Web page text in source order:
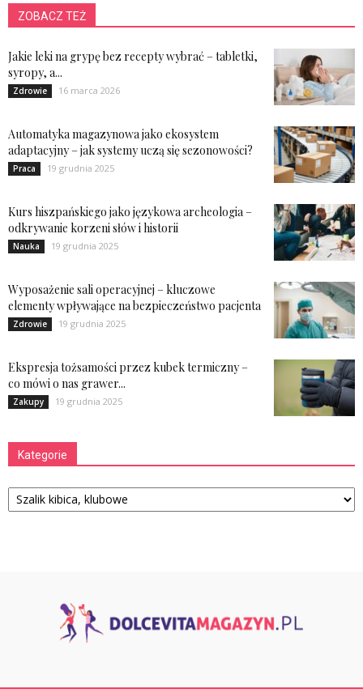
ZOBACZ TEŻ
Jakie leki na grypę bez recepty wybrać – tabletki,
syropy, a...
Zdrowie 16 marca 2026
Automatyka magazynowa jako ekosystem
adaptacyjny – jak systemy uczą się sezonowości?
Praca 19 grudnia 2025
Kurs hiszpańskiego jako językowa archeologia –
odkrywanie korzeni słów i historii
Nauka 19 grudnia 2025
Wyposażenie sali operacyjnej – kluczowe
elementy wpływające na bezpieczeństwo pacjenta
Zdrowie 19 grudnia 2025
Ekspresja tożsamości przez kubek termiczny –
co mówi o nas grawer...
Zakupy 19 grudnia 2025
Kategorie
Kategorie